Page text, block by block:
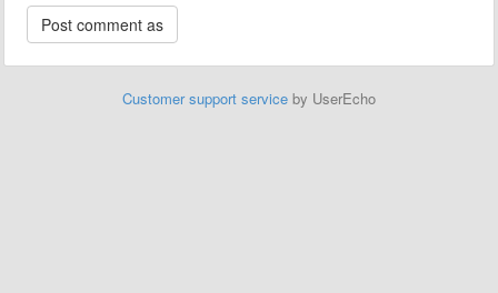
Customer support service by UserEcho